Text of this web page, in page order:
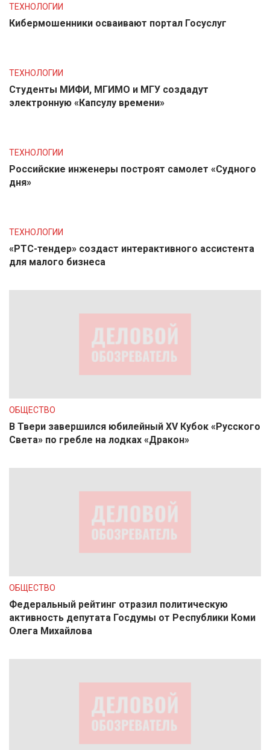
ТЕХНОЛОГИИ
Кибермошенники осваивают портал Госуслуг
ТЕХНОЛОГИИ
Студенты МИФИ, МГИМО и МГУ создадут
электронную «Капсулу времени»
ТЕХНОЛОГИИ
Российские инженеры построят самолет «Судного
дня»
ТЕХНОЛОГИИ
«РТС-тендер» создаст интерактивного ассистента
для малого бизнеса
ОБЩЕСТВО
В Твери завершился юбилейный XV Кубок «Русского
Света» по гребле на лодках «Дракон»
ОБЩЕСТВО
Федеральный рейтинг отразил политическую
активность депутата Госдумы от Республики Коми
Олега Михайлова